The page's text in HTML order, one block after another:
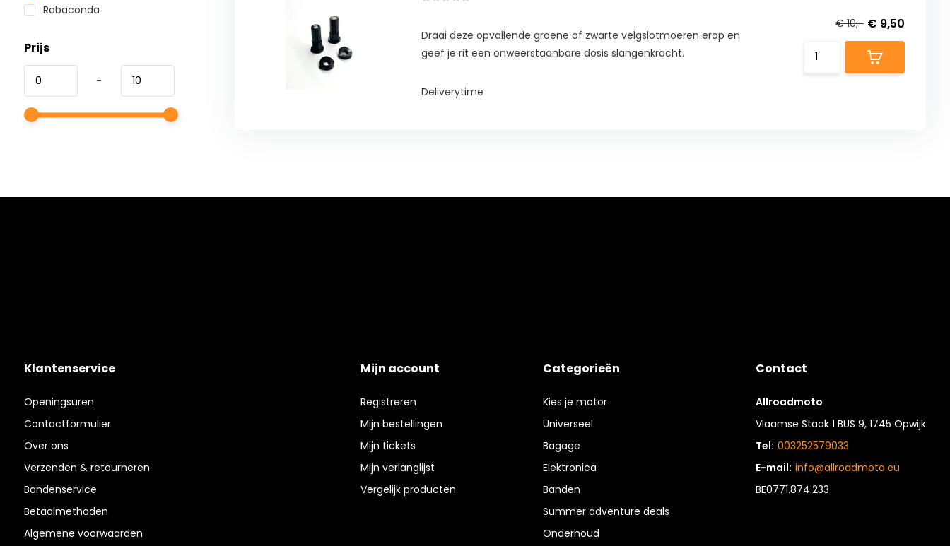
Rabaconda
Prijs
-
Draai deze opvallende groene of zwarte velgslotmoeren erop en
geef je rit een onweerstaanbare dosis slangenkracht.
Deliverytime
€ 10,- € 9,50
Klantenservice
Openingsuren
Contactformulier
Over ons
Verzenden & retourneren
Bandenservice
Betaalmethoden
Algemene voorwaarden
Mijn account
Registreren
Mijn bestellingen
Mijn tickets
Mijn verlanglijst
Vergelijk producten
Categorieën
Kies je motor
Universeel
Bagage
Elektronica
Banden
Summer adventure deals
Onderhoud
Contact
Allroadmoto
Vlaamse Staak 1 BUS 9, 1745 Opwijk
Tel: 003252579033
E-mail: info@allroadmoto.eu
BE0771.874.233